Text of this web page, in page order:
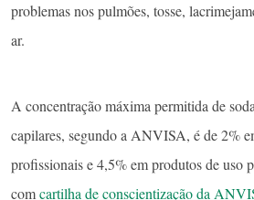
problemas nos pulmões, tosse,
ar.
A concentração máxima permitida de
capilares, segundo a ANVISA, é de 2%
profissionais e 4,5% em produtos de uso
comcartilha de conscientização da